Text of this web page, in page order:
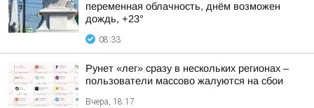
переменная облачность, днём возможен
дождь, +23°
08:33
Рунет «лег» сразу в нескольких регионах –
пользователи массово жалуются на сбои
Вчера, 18:17